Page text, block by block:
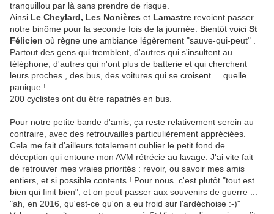
tranquillou par là sans prendre de risque.
Ainsi Le Cheylard, Les Nonières et Lamastre revoient passer
notre binôme pour la seconde fois de la journée. Bientôt voici St
Félicien où règne une ambiance légèrement "sauve-qui-peut" .
Partout des gens qui tremblent, d'autres qui s'insultent au
téléphone, d'autres qui n'ont plus de batterie et qui cherchent
leurs proches , des bus, des voitures qui se croisent ... quelle
panique !
200 cyclistes ont du être rapatriés en bus.
Pour notre petite bande d'amis, ça reste relativement serein au
contraire, avec des retrouvailles particulièrement appréciées.
Cela me fait d'ailleurs totalement oublier le petit fond de
déception qui entoure mon AVM rétrécie au lavage. J'ai vite fait
de retrouver mes vraies priorités : revoir, ou savoir mes amis
entiers, et si possible contents ! Pour nous c'est plutôt "tout est
bien qui finit bien", et on peut passer aux souvenirs de guerre ...
"ah, en 2016, qu'est-ce qu'on a eu froid sur l'ardéchoise :-)"